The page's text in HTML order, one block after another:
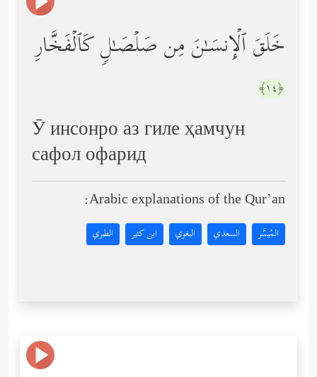
خَلَقَ ٱلۡإِنسَـٰنَ مِن صَلۡصَـٰلࣲ كَٱلۡفَخَّارِ
﴿١٤﴾
Ӯ инсонро аз гиле ҳамчун
сафол офарид
Arabic explanations of the Qur’an:
المُيسَّر السعدي البغوي ابن كثير الطبري